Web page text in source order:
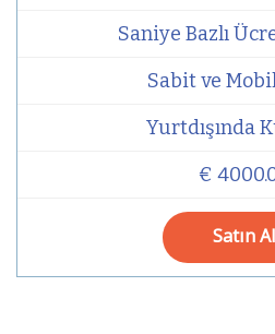
Saniye Bazlı
Sabit ve
Yurtdışında
€
Satın Al